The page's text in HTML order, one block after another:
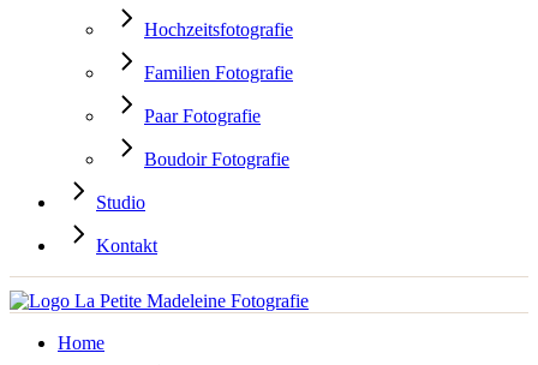
Hochzeitsfotografie
Familien Fotografie
Paar Fotografie
Boudoir Fotografie
Studio
Kontakt
Home